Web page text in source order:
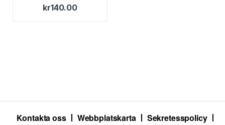
kr140.00
Kontakta oss Webbplatskarta
Sekretesspolicy